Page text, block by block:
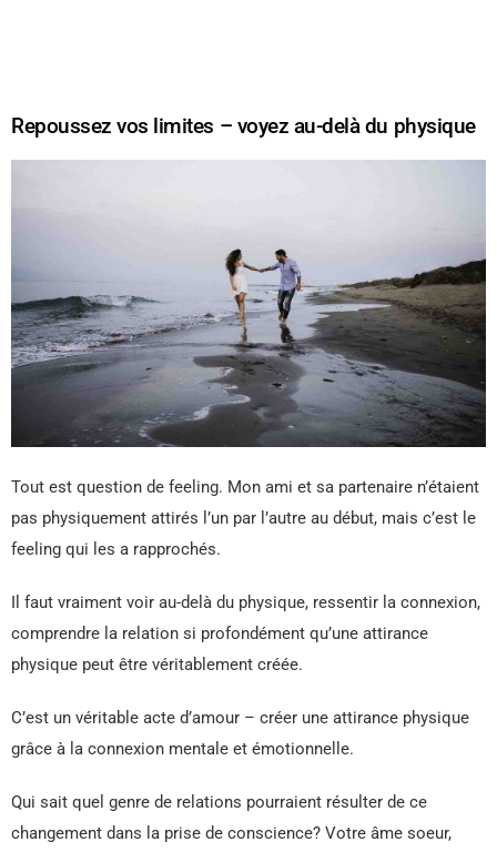
Repoussez vos limites – voyez au-delà du physique
Tout est question de feeling. Mon ami et sa partenaire n’étaient
pas physiquement attirés l’un par l’autre au début, mais c’est le
feeling qui les a rapprochés.
Il faut vraiment voir au-delà du physique, ressentir la connexion,
comprendre la relation si profondément qu’une attirance
physique peut être véritablement créée.
C’est un véritable acte d’amour – créer une attirance physique
grâce à la connexion mentale et émotionnelle.
Qui sait quel genre de relations pourraient résulter de ce
changement dans la prise de conscience? Votre âme soeur,